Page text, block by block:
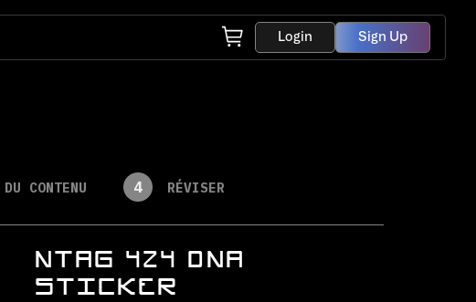
Login Sign Up
CONTENU 4 RÉVISER
NTAG 424 DNA
STICKER